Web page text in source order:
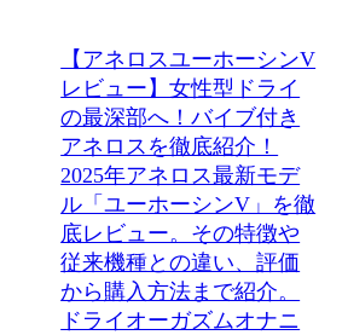
【アネロスユーホーシンV
レビュー】女性型ドライ
の最深部へ！バイブ付き
アネロスを徹底紹介！
2025年アネロス最新モデ
ル「ユーホーシンV」を徹
底レビュー。その特徴や
従来機種との違い、評価
から購入方法まで紹介。
ドライオーガズムオナニ